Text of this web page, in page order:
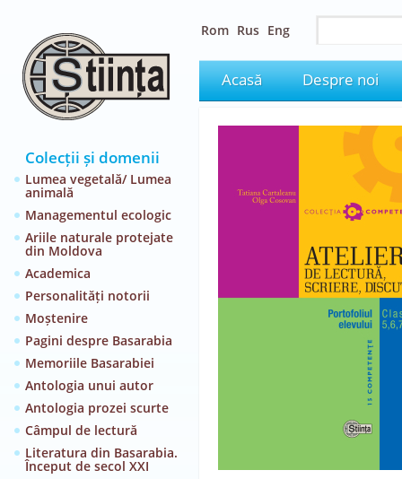
Colecții și domenii
Lumea vegetală/ Lumea
animală
Managementul ecologic
Ariile naturale protejate
din Moldova
Academica
Personalități notorii
Moștenire
Pagini despre Basarabia
Memoriile Basarabiei
Antologia unui autor
Antologia prozei scurte
Câmpul de lectură
Literatura din Basarabia.
Început de secol XXI
Rom Rus Eng
Acasă Despre noi